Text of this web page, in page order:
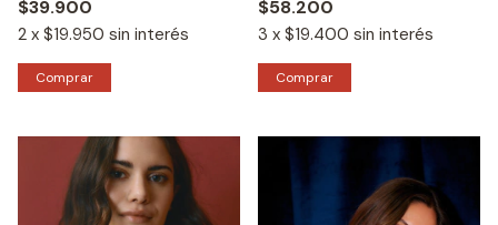
$39.900
2 x $19.950 sin interés
Comprar
$58.200
3 x $19.400 sin interés
Comprar